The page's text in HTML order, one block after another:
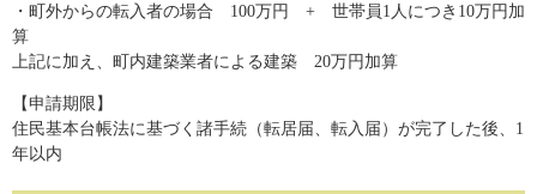
・町外からの転入者の場合 100万円 + 世帯員1人につき10万円加
算
上記に加え、町内建築業者による建築 20万円加算
【申請期限】
住民基本台帳法に基づく諸手続（転居届、転入届）が完了した後、1
年以内